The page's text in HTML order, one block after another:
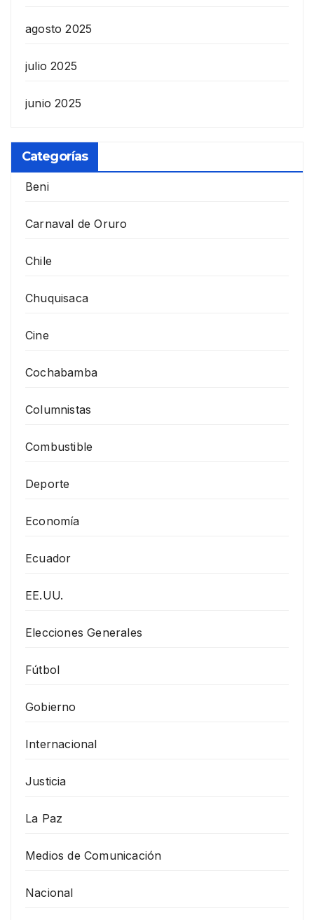
agosto 2025
julio 2025
junio 2025
Categorías
Beni
Carnaval de Oruro
Chile
Chuquisaca
Cine
Cochabamba
Columnistas
Combustible
Deporte
Economía
Ecuador
EE.UU.
Elecciones Generales
Fútbol
Gobierno
Internacional
Justicia
La Paz
Medios de Comunicación
Nacional